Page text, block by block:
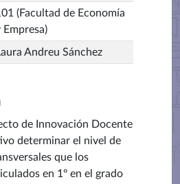
(Facultad de Economía
Empresa)
Andreu Sánchez
de Innovación Docente
determinar el nivel de
que los
en 1º en el grado